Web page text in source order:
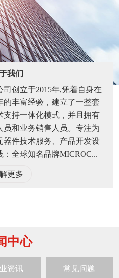
我们
创立于2015年,凭着自身在
的丰富经验，建立了一整套
支持一体化模式，并且拥有
员和业务销售人员。专注为
器件技术服务、产品开发设
全球知名品牌MICROC...
更多
中心
资讯 常见问题